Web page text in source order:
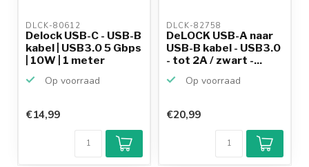
DLCK-80612
Delock USB-C - USB-B
kabel | USB3.0 5 Gbps
| 10W | 1 meter
Op voorraad
€14,99
DLCK-82758
DeLOCK USB-A naar
USB-B kabel - USB3.0
- tot 2A / zwart -...
Op voorraad
€20,99